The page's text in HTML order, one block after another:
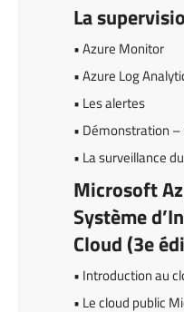
La
• Azure Monitor
• Azure Log
• Les alertes
• Démonstration –
• La surveillance
Microsoft
Système
Cloud (3e
• Introduction au
• Le cloud public